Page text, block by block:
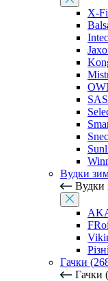
X-
Вудки
Вудки
Гачки
Гачки